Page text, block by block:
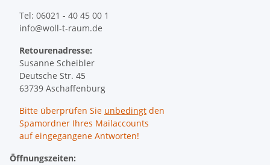
Tel: 06021 - 40 45 00 1
info@woll-t-raum.de
Retourenadresse:
Susanne Scheibler
Deutsche Str. 45
63739 Aschaffenburg
Bitte überprüfen Sie unbedingt den
Spamordner Ihres Mailaccounts
auf eingegangene Antworten!
Öffnungszeiten: